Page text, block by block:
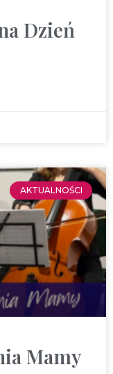
Dzień
AKTUALNOŚCI
Mamy